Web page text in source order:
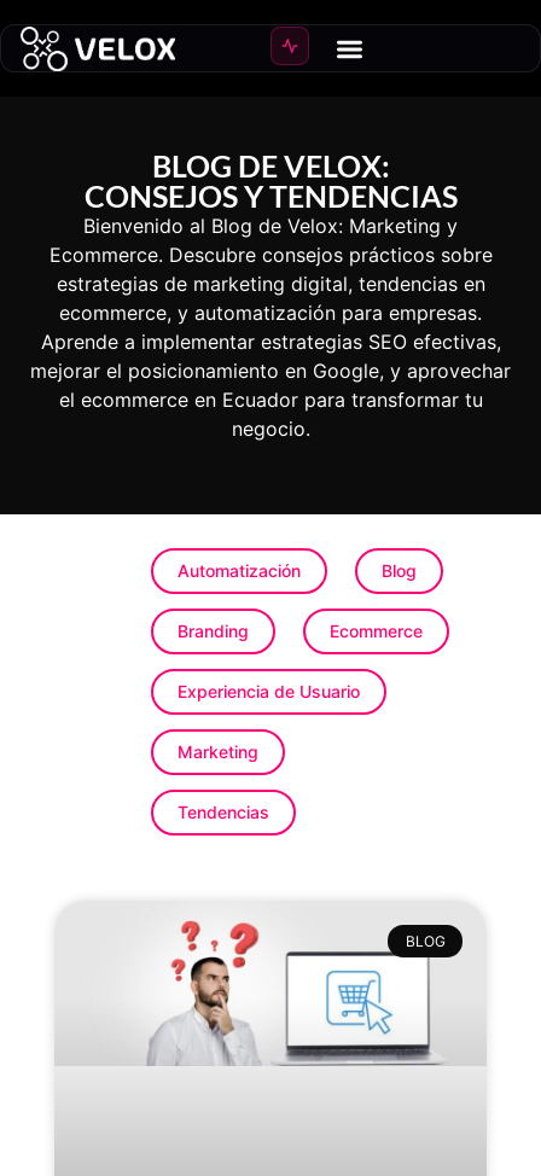
BLOG DE VELOX:
CONSEJOS Y TENDENCIAS
Bienvenido al Blog de Velox: Marketing y
Ecommerce. Descubre consejos prácticos sobre
estrategias de marketing digital, tendencias en
ecommerce, y automatización para empresas.
Aprende a implementar estrategias SEO efectivas,
mejorar el posicionamiento en Google, y aprovechar
el ecommerce en Ecuador para transformar tu
negocio.
Automatización Blog
Branding Ecommerce
Experiencia de Usuario
Marketing
Tendencias
BLOG